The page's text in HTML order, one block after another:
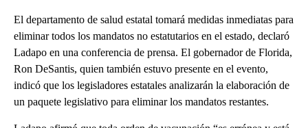
El departamento de salud estatal tomará medidas inmediatas para
eliminar todos los mandatos no estatutarios en el estado, declaró
Ladapo en una conferencia de prensa. El gobernador de Florida,
Ron DeSantis, quien también estuvo presente en el evento,
indicó que los legisladores estatales analizarán la elaboración de
un paquete legislativo para eliminar los mandatos restantes.